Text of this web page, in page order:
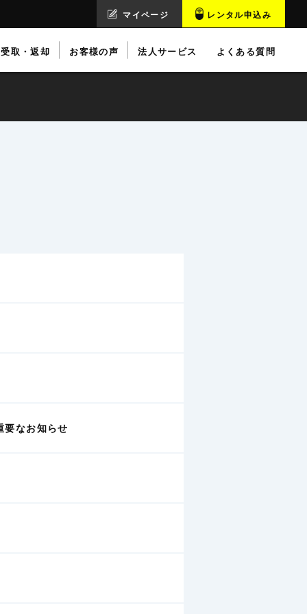
マイページ レンタル申込み
受取・返却 お客様の声 法人サービス よくある質問
要なお知らせ